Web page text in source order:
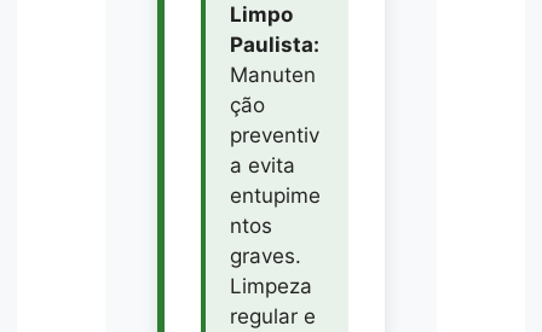
Limpo
Paulista:
Manuten
ção
preventiv
a evita
entupime
ntos
graves.
Limpeza
regular e